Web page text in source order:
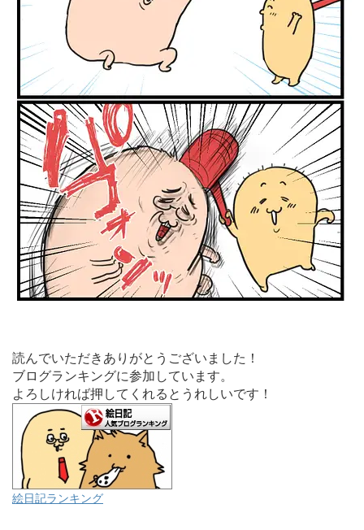
読んでいただきありがとうございました！
ブログランキングに参加しています。
よろしければ押してくれるとうれしいです！
絵日記ランキング